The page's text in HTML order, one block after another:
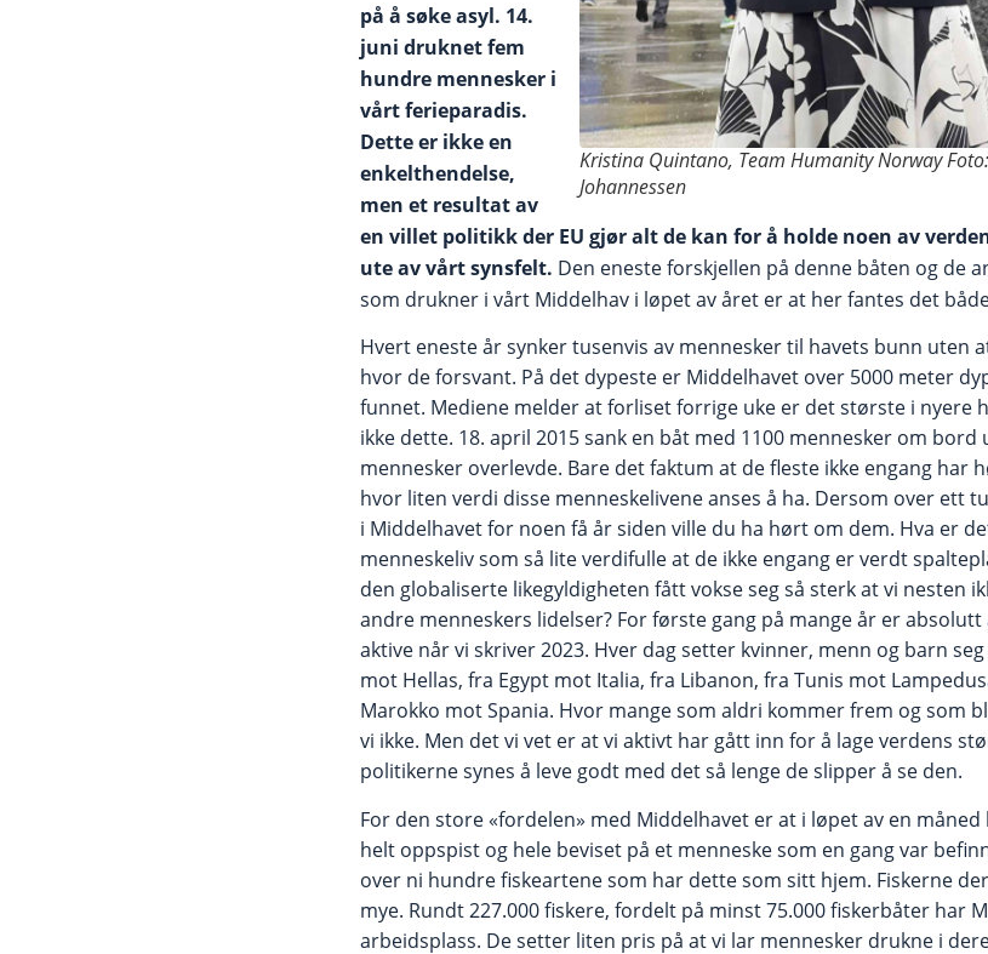
Kristina Quintano, Team Humanity Norway
Johannessen
på å søke asyl. 14.
juni druknet fem
hundre mennesker i
vårt ferieparadis.
Dette er ikke en
enkelthendelse,
men et resultat av
en villet politikk der EU gjør alt de kan for å holde noen av
ute av vårt synsfelt. Den eneste forskjellen på denne båten og de
som drukner i vårt Middelhav i løpet av året er at her fantes det
Hvert eneste år synker tusenvis av mennesker til havets bunn uten
hvor de forsvant. På det dypeste er Middelhavet over 5000 meter
funnet. Mediene melder at forliset forrige uke er det største i nyere
ikke dette. 18. april 2015 sank en båt med 1100 mennesker om
mennesker overlevde. Bare det faktum at de fleste ikke engang
hvor liten verdi disse menneskelivene anses å ha. Dersom over ett
i Middelhavet for noen få år siden ville du ha hørt om dem. Hva er
menneskeliv som så lite verdifulle at de ikke engang er verdt
den globaliserte likegyldigheten fått vokse seg så sterk at vi nesten
andre menneskers lidelser? For første gang på mange år er
aktive når vi skriver 2023. Hver dag setter kvinner, menn og barn
mot Hellas, fra Egypt mot Italia, fra Libanon, fra Tunis mot
Marokko mot Spania. Hvor mange som aldri kommer frem og som
vi ikke. Men det vi vet er at vi aktivt har gått inn for å lage verdens
politikerne synes å leve godt med det så lenge de slipper å se den.
For den store «fordelen» med Middelhavet er at i løpet av en
helt oppspist og hele beviset på et menneske som en gang var
over ni hundre fiskeartene som har dette som sitt hjem. Fiskerne
mye. Rundt 227.000 fiskere, fordelt på minst 75.000 fiskerbåter har
arbeidsplass. De setter liten pris på at vi lar mennesker drukne i